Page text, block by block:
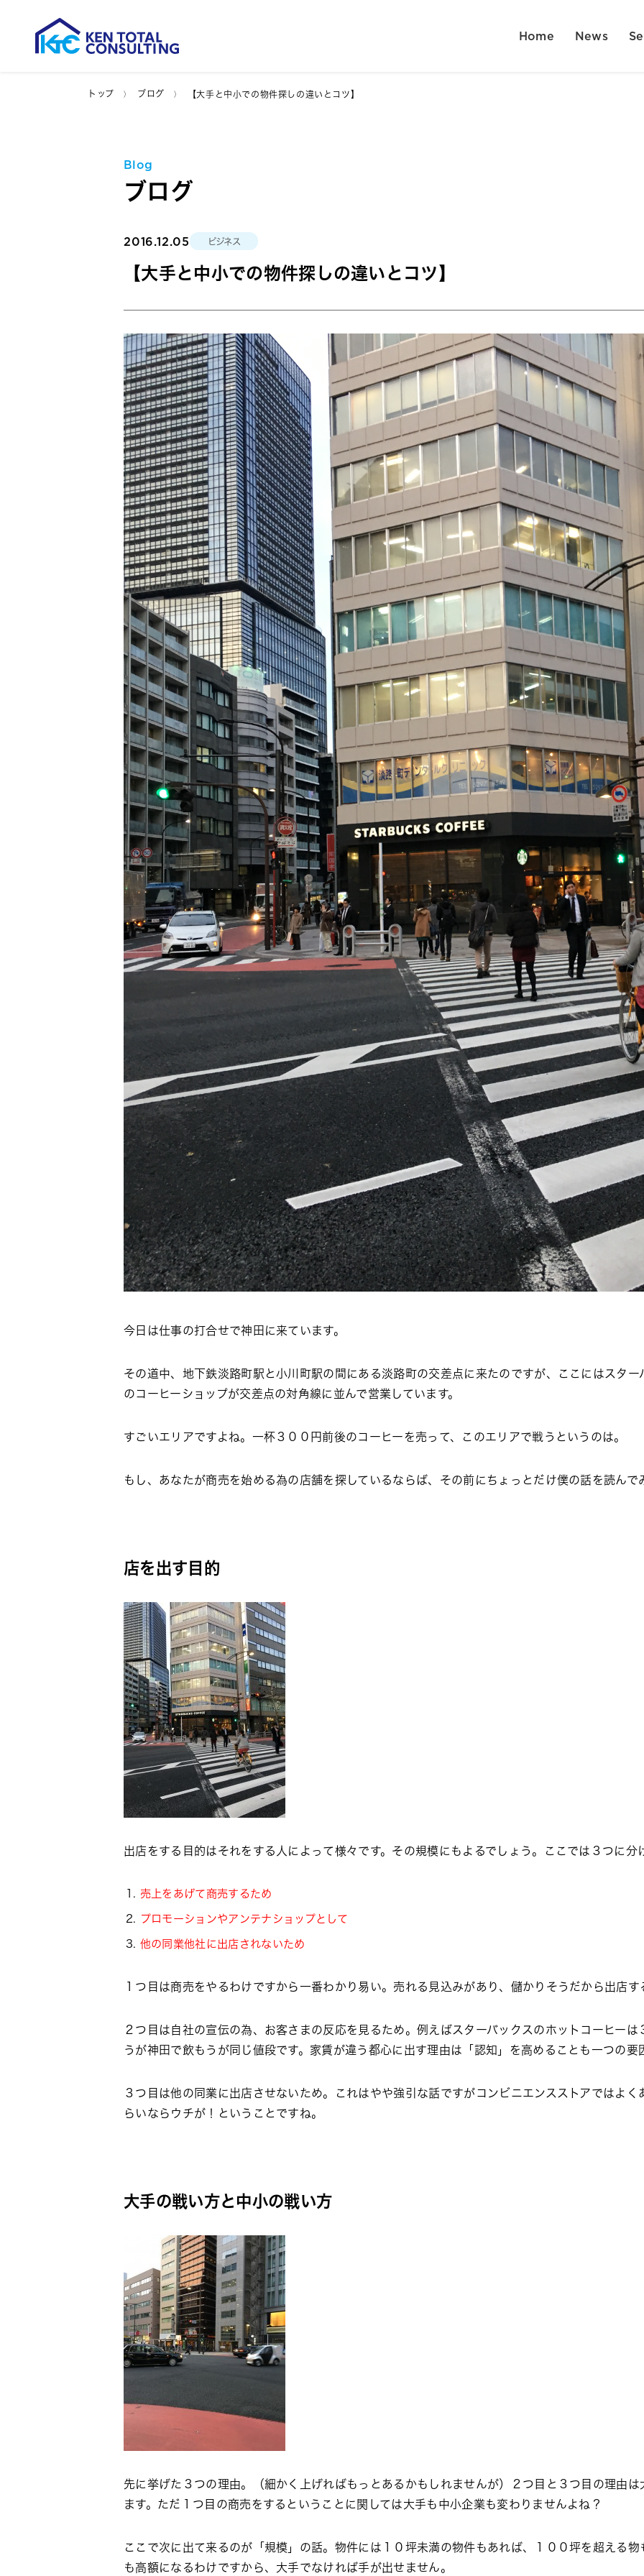
Home News
トップ ブログ 【大手と中小での物件探しの違いとコツ】
Blog
ブログ
2016.12.05 ビジネス
【大手と中小での物件探しの違いとコツ】
今日は仕事の打合せで神田に来ています。
その道中、地下鉄淡路町駅と小川町駅の間にある淡路町の交差点に来たのですが、ここにはスター
のコーヒーショップが交差点の対角線に並んで営業しています。
すごいエリアですよね。一杯３００円前後のコーヒーを売って、このエリアで戦うというのは。
もし、あなたが商売を始める為の店舗を探しているならば、その前にちょっとだけ僕の話を読んで
店を出す目的
出店をする目的はそれをする人によって様々です。その規模にもよるでしょう。ここでは３つに分
売上をあげて商売するため
プロモーションやアンテナショップとして
他の同業他社に出店されないため
１つ目は商売をやるわけですから一番わかり易い。売れる見込みがあり、儲かりそうだから出店す
２つ目は自社の宣伝の為、お客さまの反応を見るため。例えばスターバックスのホットコーヒー
うが神田で飲もうが同じ値段です。家賃が違う都心に出す理由は「認知」を高めることも一つの要
３つ目は他の同業に出店させないため。これはやや強引な話ですがコンビニエンスストアではよく
らいならウチが！ということですね。
大手の戦い方と中小の戦い方
先に挙げた３つの理由。（細かく上げればもっとあるかもしれませんが）２つ目と３つ目の理由
ます。ただ１つ目の商売をするということに関しては大手も中小企業も変わりませんよね？
ここで次に出て来るのが「規模」の話。物件には１０坪未満の物件もあれば、１００坪を超える
も高額になるわけですから、大手でなければ手が出せません。